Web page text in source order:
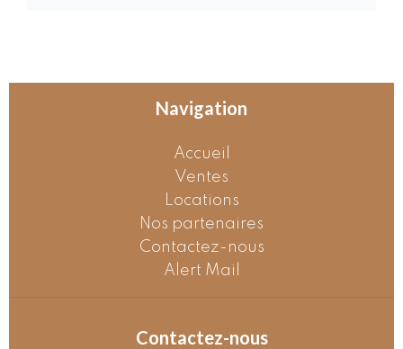
Navigation
Accueil
Ventes
Locations
Nos partenaires
Contactez-nous
Alert Mail
Contactez-nous